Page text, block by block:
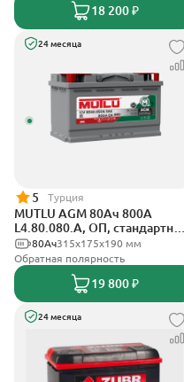
18 200 ₽
24 месяца
5 Турция
MUTLU AGM 80Ач 800A
L4.80.080.A, ОП, стандартные
клеммы315x175x190 мм
80Ач
Обратная полярность
19 800 ₽
24 месяца